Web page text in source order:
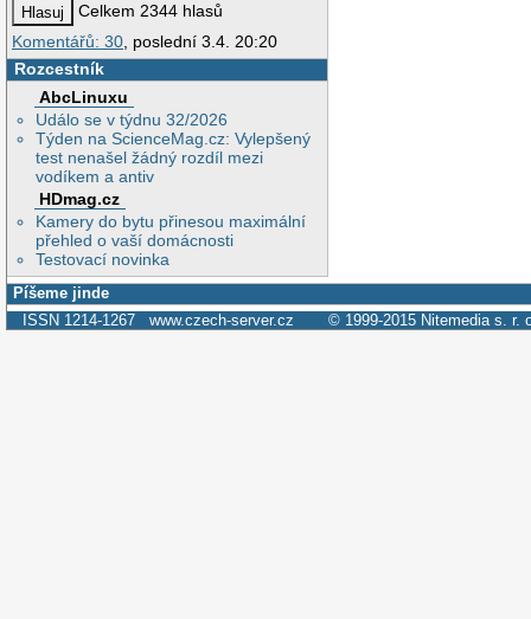
Celkem 2344 hlasů
Komentářů: 30 , poslední 3.4. 20:20
Rozcestník
AbcLinuxu
Událo se v týdnu 32/2026
Týden na ScienceMag.cz: Vylepšený
test nenašel žádný rozdíl mezi
vodíkem a antiv
HDmag.cz
Kamery do bytu přinesou maximální
přehled o vaší domácnosti
Testovací novinka
Píšeme jinde
ISSN 1214-1267 www.czech-server.cz © 1999-2015 Nitemedia s. r.